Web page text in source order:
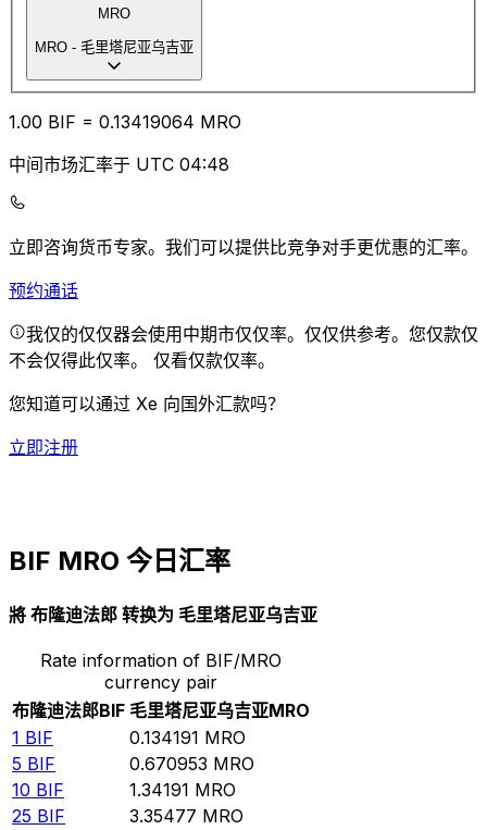
MRO
MRO - 毛里塔尼亚乌吉亚
1.00 BIF = 0.13419064 MRO
中间市场汇率于 UTC 04:48
立即咨询货币专家。 我们可以提供比竞争对手更优惠的汇率。
预约通话
我仅的仅仅器会使用中期市仅仅率。仅仅供参考。您仅款仅
不会仅得此仅率。 仅看仅款仅率。
您知道可以通过 Xe 向国外汇款吗？
立即注册
BIF MRO 今日汇率
將 布隆迪法郎 转换为 毛里塔尼亚乌吉亚
Rate information of BIF/MRO
currency pair
布隆迪法郎BIF 毛里塔尼亚乌吉亚MRO
1 BIF 0.134191 MRO
5 BIF 0.670953 MRO
10 BIF 1.34191 MRO
25 BIF 3.35477 MRO